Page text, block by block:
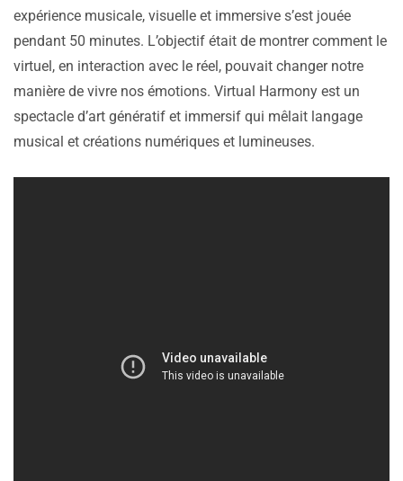
expérience musicale, visuelle et immersive s’est jouée
pendant 50 minutes. L’objectif était de montrer comment le
virtuel, en interaction avec le réel, pouvait changer notre
manière de vivre nos émotions. Virtual Harmony est un
spectacle d’art génératif et immersif qui mêlait langage
musical et créations numériques et lumineuses.